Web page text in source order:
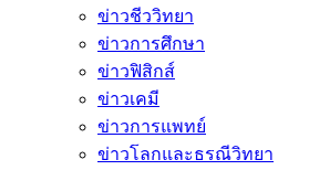
ข่าวชีววิทยา
ข่าวการศึกษา
ข่าวฟิสิกส์
ข่าวเคมี
ข่าวการแพทย์
ข่าวโลกและธรณีวิทยา